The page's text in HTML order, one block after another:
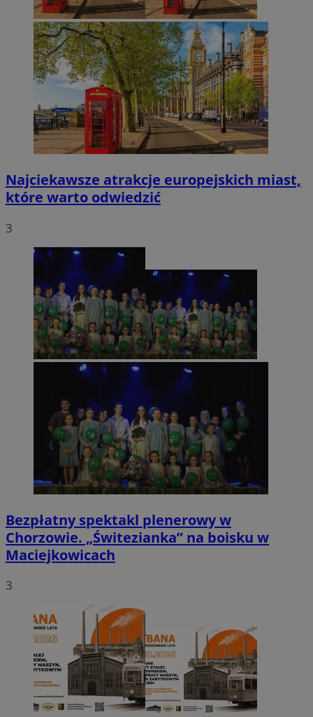
Najciekawsze atrakcje europejskich miast,
które warto odwiedzić
3
Bezpłatny spektakl plenerowy w
Chorzowie. „Świtezianka” na boisku w
Maciejkowicach
3